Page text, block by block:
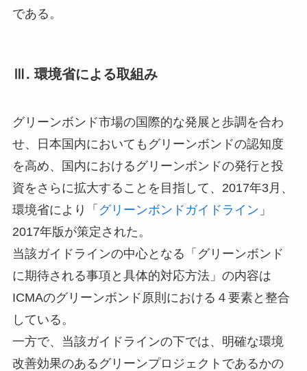
である。
Ⅲ. 環境省による取組み
グリーンボンド市場の国際的な発展と歩調を合わ
せ、日本国内においてもグリーンボンドの認知度
を高め、国内におけるグリーンボンドの発行と投
資をさらに拡大することを目指して、2017年3月、
環境省により「 グリーンボンドガイドライン 」
2017年版が策定された。
当該ガイドラインの中心となる「グリーンボンド
に期待される事項と具体的対応方法」の内容は
ICMAのグリーンボンド原則における４要素と整合
している。
一方で、当該ガイドラインの下では、明確な環境
改善効果のあるグリーンプロジェクトであるかの